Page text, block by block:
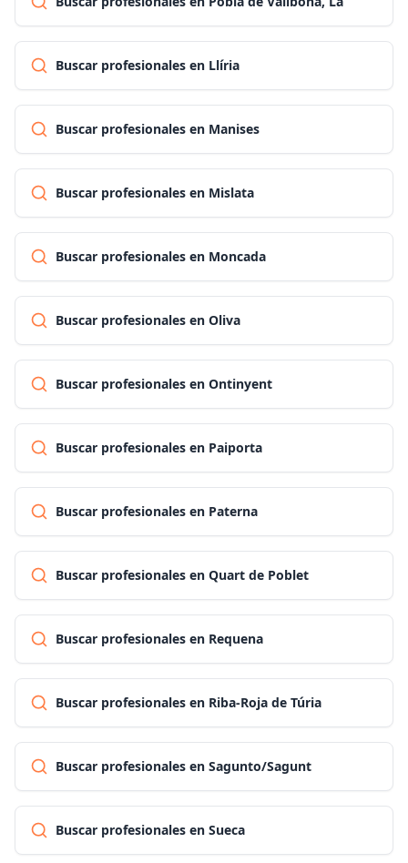
Buscar profesionales en Llíria
Buscar profesionales en Manises
Buscar profesionales en Mislata
Buscar profesionales en Moncada
Buscar profesionales en Oliva
Buscar profesionales en Ontinyent
Buscar profesionales en Paiporta
Buscar profesionales en Paterna
Buscar profesionales en Quart de Poblet
Buscar profesionales en Requena
Buscar profesionales en Riba-Roja de Túria
Buscar profesionales en Sagunto/Sagunt
Buscar profesionales en Sueca